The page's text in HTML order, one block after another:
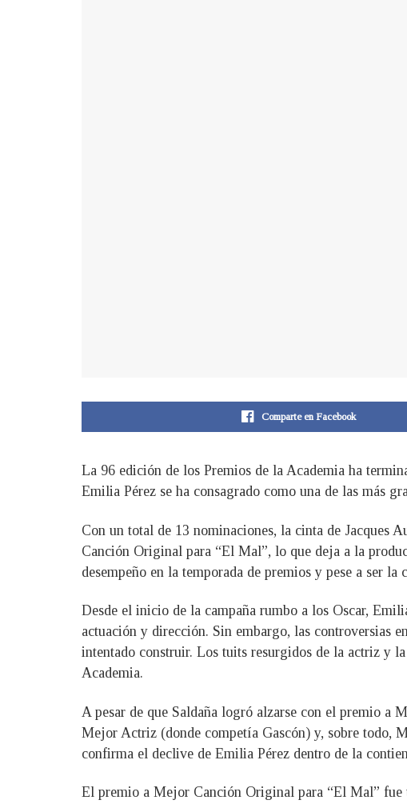
Comparte en Facebook
La 96 edición de los Premios de la Academia ha
Emilia Pérez se ha consagrado como una de las más
Con un total de 13 nominaciones, la cinta de Jacques
Canción Original para “El Mal”, lo que deja a la
desempeño en la temporada de premios y pese a ser
Desde el inicio de la campaña rumbo a los Oscar,
actuación y dirección. Sin embargo, las controversias
intentado construir. Los tuits resurgidos de la actriz y
Academia.
A pesar de que Saldaña logró alzarse con el premio
Mejor Actriz (donde competía Gascón) y, sobre todo,
confirma el declive de Emilia Pérez dentro de la
El premio a Mejor Canción Original para “El Mal” fue